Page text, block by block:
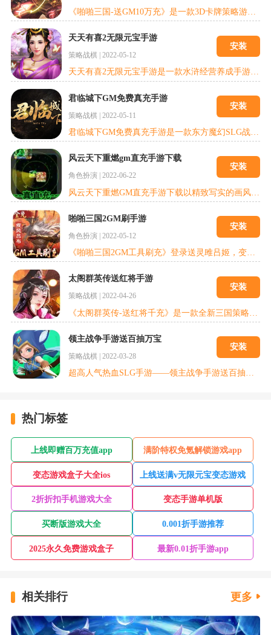
天天有喜2无限元宝手游
策略战棋 2022-05-12
安装
天天有喜2无限元宝手游是一款水浒经营养成手游，游戏以主人公第一视觉生动呈现，带领玩家重回水浒江湖，体验原汁原味的热血经典。拳打镇关西，倒拔垂杨柳，大闹五台山，智取生辰纲数不尽的水浒经典剧情应有尽有，绝无仅有的超强代入感!游戏内会在视、听、玩全方位，把玩家从现实世界拉回古色古香的水浒世界，让您亲身感受一把韵味十足的豪侠生活。告别枯燥乏味的刷怪升级，抛弃模式单一的经营玩法，来一场热血豪放的水浒争斗!引
君临城下GM免费真充手游
策略战棋 | 2022-05-11
安装
风云天下重燃gm直充手游下载
角色扮演 2022-06-22
安装
啪啪三国2GM刷手游
角色扮演 | 2022-05-12
安装
太阁群英传送红将手游
策略战棋 2022-04-26
安装
领主战争手游送百抽万宝
策略战棋 | 2022-03-28
安装
超高人气热血SLG手游——领主战争手游送百抽万宝版本多重首发福利齐发，上线送88888宝石、18万金币，累登送满级VIP;游戏充值比例1:1000，通过咪噜手游平台领取满128减38代金券。
热门标签
上线即赠百万充值app 满阶特权免氪解锁游戏app
变态游戏盒子大全ios 上线送满v无限元宝变态游戏
2折折扣手机游戏大全 变态手游单机版
买断版游戏大全 0.001折手游推荐
2025永久免费游戏盒子 最新0.01折手游app
相关排行 更多